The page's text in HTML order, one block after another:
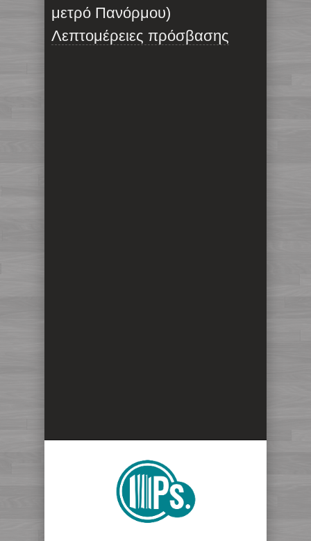
μετρό Πανόρμου)
Λεπτομέρειες πρόσβασης